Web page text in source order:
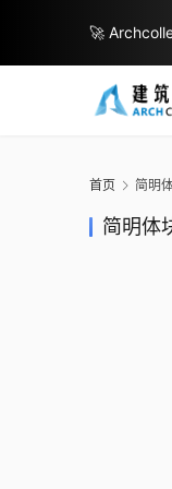
首页 简明
简明体
🚀